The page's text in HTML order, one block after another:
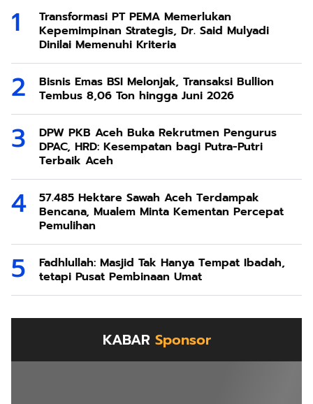
Transformasi PT PEMA Memerlukan
Kepemimpinan Strategis, Dr. Said Mulyadi
Dinilai Memenuhi Kriteria
Bisnis Emas BSI Melonjak, Transaksi Bullion
Tembus 8,06 Ton hingga Juni 2026
DPW PKB Aceh Buka Rekrutmen Pengurus
DPAC, HRD: Kesempatan bagi Putra-Putri
Terbaik Aceh
57.485 Hektare Sawah Aceh Terdampak
Bencana, Mualem Minta Kementan Percepat
Pemulihan
Fadhlullah: Masjid Tak Hanya Tempat Ibadah,
tetapi Pusat Pembinaan Umat
KABAR Sponsor